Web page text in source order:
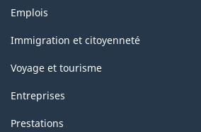
Thèmes
sujets
Emplois
Immigration et citoyenneté
Voyage et tourisme
Entreprises
Prestations